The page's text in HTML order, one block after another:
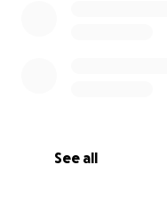
See all